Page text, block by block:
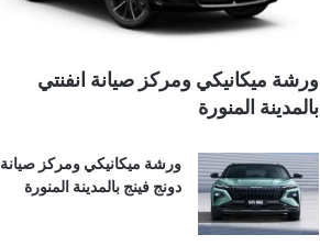
ورشة ميكانيكي ومركز صيانة انفنتي
بالمدينة المنورة
ورشة ميكانيكي ومركز صيانة
دونج فينج بالمدينة المنورة